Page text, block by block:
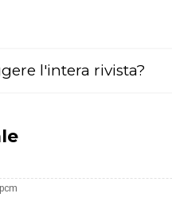
l'intera rivista?